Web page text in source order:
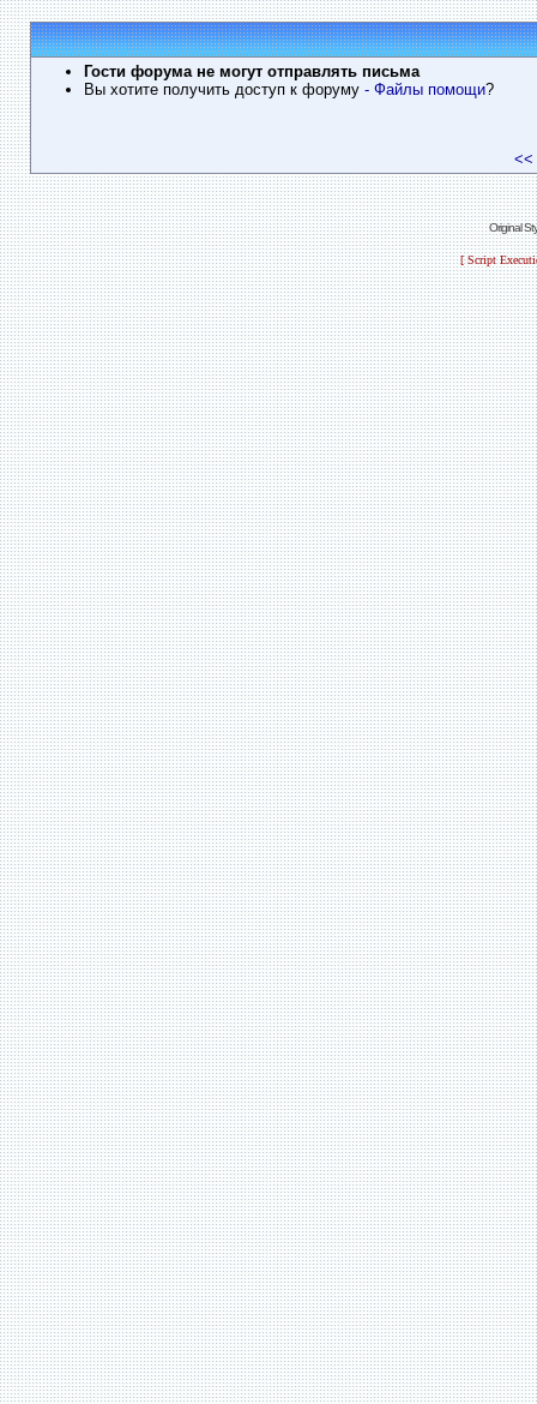
Гости форума не могут отправлять письма
Вы хотите получить доступ к форуму - Файлы помощи?
<<
Original
[ Script